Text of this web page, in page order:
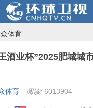
体育
酒业杯”2025肥城城
体育 阅读: 6013904